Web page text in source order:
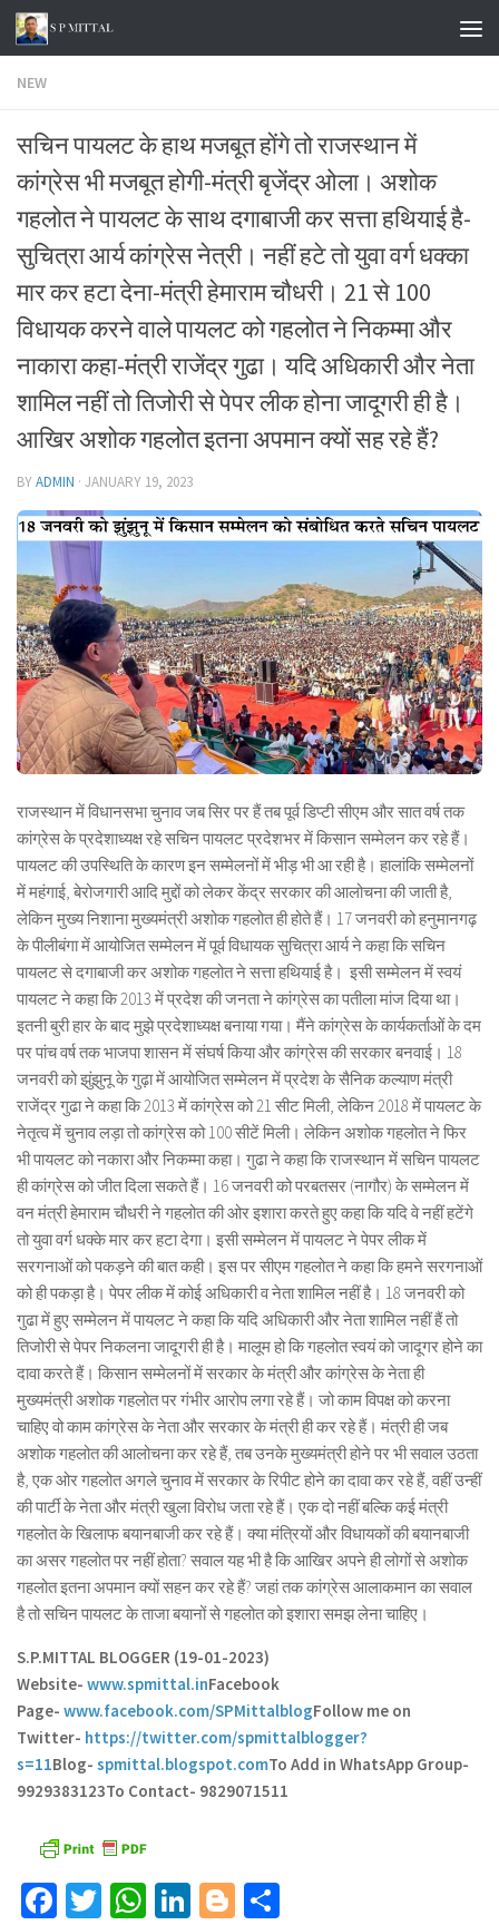
Skip to content
NEW
सचिन पायलट के हाथ मजबूत होंगे तो राजस्थान में
कांग्रेस भी मजबूत होगी-मंत्री बृजेंद्र ओला। अशोक
गहलोत ने पायलट के साथ दगाबाजी कर सत्ता हथियाई है-
सुचित्रा आर्य कांग्रेस नेत्री। नहीं हटे तो युवा वर्ग धक्का
मार कर हटा देना-मंत्री हेमाराम चौधरी। 21 से 100
विधायक करने वाले पायलट को गहलोत ने निकम्मा और
नाकारा कहा-मंत्री राजेंद्र गुढा। यदि अधिकारी और नेता
शामिल नहीं तो तिजोरी से पेपर लीक होना जादूगरी ही है।
आखिर अशोक गहलोत इतना अपमान क्यों सह रहे हैं?
BYADMIN · JANUARY 19, 2023
राजस्थान में विधानसभा चुनाव जब सिर पर हैं तब पूर्व डिप्टी सीएम और सात वर्ष तक
कांग्रेस के प्रदेशाध्यक्ष रहे सचिन पायलट प्रदेशभर में किसान सम्मेलन कर रहे हैं।
पायलट की उपस्थिति के कारण इन सम्मेलनों में भीड़ भी आ रही है। हालांकि सम्मेलनों
में महंगाई, बेरोजगारी आदि मुद्दों को लेकर केंद्र सरकार की आलोचना की जाती है,
लेकिन मुख्य निशाना मुख्यमंत्री अशोक गहलोत ही होते हैं। 17 जनवरी को हनुमानगढ़
के पीलीबंगा में आयोजित सम्मेलन में पूर्व विधायक सुचित्रा आर्य ने कहा कि सचिन
पायलट से दगाबाजी कर अशोक गहलोत ने सत्ता हथियाई है। इसी सम्मेलन में स्वयं
पायलट ने कहा कि 2013 में प्रदेश की जनता ने कांग्रेस का पतीला मांज दिया था।
इतनी बुरी हार के बाद मुझे प्रदेशाध्यक्ष बनाया गया। मैंने कांग्रेस के कार्यकर्ताओं के दम
पर पांच वर्ष तक भाजपा शासन में संघर्ष किया और कांग्रेस की सरकार बनवाई। 18
जनवरी को झुंझुनू के गुढ़ा में आयोजित सम्मेलन में प्रदेश के सैनिक कल्याण मंत्री
राजेंद्र गुढा ने कहा कि 2013 में कांग्रेस को 21 सीट मिली, लेकिन 2018 में पायलट के
नेतृत्व में चुनाव लड़ा तो कांग्रेस को 100 सीटें मिली। लेकिन अशोक गहलोत ने फिर
भी पायलट को नकारा और निकम्मा कहा। गुढा ने कहा कि राजस्थान में सचिन पायलट
ही कांग्रेस को जीत दिला सकते हैं। 16 जनवरी को परबतसर (नागौर) के सम्मेलन में
वन मंत्री हेमाराम चौधरी ने गहलोत की ओर इशारा करते हुए कहा कि यदि वे नहीं हटेंगे
तो युवा वर्ग धक्के मार कर हटा देगा। इसी सम्मेलन में पायलट ने पेपर लीक में
सरगनाओं को पकड़ने की बात कही। इस पर सीएम गहलोत ने कहा कि हमने सरगनाओं
को ही पकड़ा है। पेपर लीक में कोई अधिकारी व नेता शामिल नहीं है। 18 जनवरी को
गुढा में हुए सम्मेलन में पायलट ने कहा कि यदि अधिकारी और नेता शामिल नहीं हैं तो
तिजोरी से पेपर निकलना जादूगरी ही है। मालूम हो कि गहलोत स्वयं को जादूगर होने का
दावा करते हैं। किसान सम्मेलनों में सरकार के मंत्री और कांग्रेस के नेता ही
मुख्यमंत्री अशोक गहलोत पर गंभीर आरोप लगा रहे हैं। जो काम विपक्ष को करना
चाहिए वो काम कांग्रेस के नेता और सरकार के मंत्री ही कर रहे हैं। मंत्री ही जब
अशोक गहलोत की आलोचना कर रहे हैं, तब उनके मुख्यमंत्री होने पर भी सवाल उठता
है, एक ओर गहलोत अगले चुनाव में सरकार के रिपीट होने का दावा कर रहे हैं, वहीं उन्हीं
की पार्टी के नेता और मंत्री खुला विरोध जता रहे हैं। एक दो नहीं बल्कि कई मंत्री
गहलोत के खिलाफ बयानबाजी कर रहे हैं। क्या मंत्रियों और विधायकों की बयानबाजी
का असर गहलोत पर नहीं होता? सवाल यह भी है कि आखिर अपने ही लोगों से अशोक
गहलोत इतना अपमान क्यों सहन कर रहे हैं? जहां तक कांग्रेस आलाकमान का सवाल
है तो सचिन पायलट के ताजा बयानों से गहलोत को इशारा समझ लेना चाहिए।
S.P.MITTAL BLOGGER (19-01-2023)
Website- www.spmittal.inFacebook
Page- www.facebook.com/SPMittalblogFollow me on
Twitter- https://twitter.com/spmittalblogger?
s=11Blog- spmittal.blogspot.comTo Add in WhatsApp Group-
9929383123To Contact- 9829071511
Facebook
TwitterWhatsApp
LinkedIn
Blogger